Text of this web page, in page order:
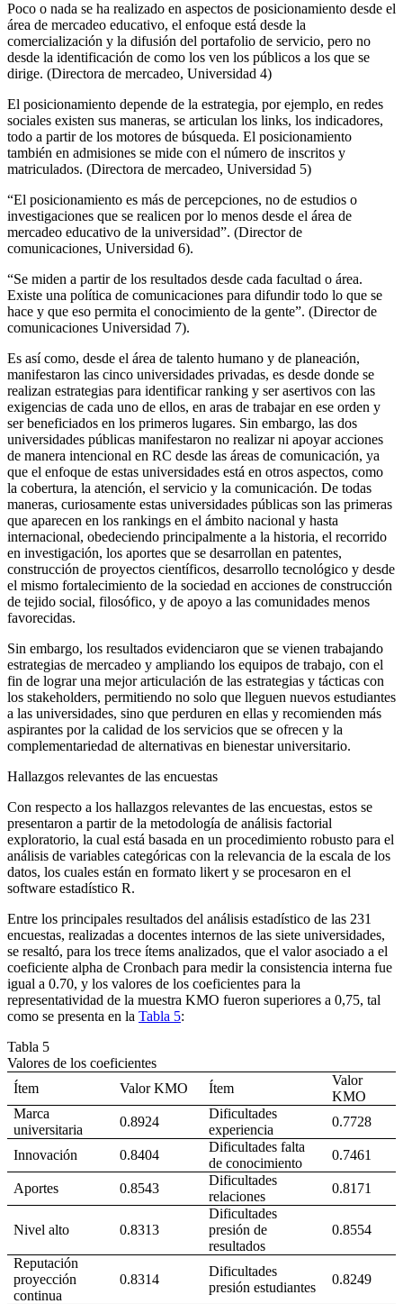
Poco o nada se ha realizado en aspectos de posicionamiento desde el
área de mercadeo educativo, el enfoque está desde la
comercialización y la difusión del portafolio de servicio, pero no
desde la identificación de como los ven los públicos a los que se
dirige. (Directora de mercadeo, Universidad 4)
El posicionamiento depende de la estrategia, por ejemplo, en redes
sociales existen sus maneras, se articulan los links, los indicadores,
todo a partir de los motores de búsqueda. El posicionamiento
también en admisiones se mide con el número de inscritos y
matriculados. (Directora de mercadeo, Universidad 5)
“El posicionamiento es más de percepciones, no de estudios o
investigaciones que se realicen por lo menos desde el área de
mercadeo educativo de la universidad”. (Director de
comunicaciones, Universidad 6).
“Se miden a partir de los resultados desde cada facultad o área.
Existe una política de comunicaciones para difundir todo lo que se
hace y que eso permita el conocimiento de la gente”. (Director de
comunicaciones Universidad 7).
Es así como, desde el área de talento humano y de planeación,
manifestaron las cinco universidades privadas, es desde donde se
realizan estrategias para identificar ranking y ser asertivos con las
exigencias de cada uno de ellos, en aras de trabajar en ese orden y
ser beneficiados en los primeros lugares. Sin embargo, las dos
universidades públicas manifestaron no realizar ni apoyar acciones
de manera intencional en RC desde las áreas de comunicación, ya
que el enfoque de estas universidades está en otros aspectos, como
la cobertura, la atención, el servicio y la comunicación. De todas
maneras, curiosamente estas universidades públicas son las primeras
que aparecen en los rankings en el ámbito nacional y hasta
internacional, obedeciendo principalmente a la historia, el recorrido
en investigación, los aportes que se desarrollan en patentes,
construcción de proyectos científicos, desarrollo tecnológico y desde
el mismo fortalecimiento de la sociedad en acciones de construcción
de tejido social, filosófico, y de apoyo a las comunidades menos
favorecidas.
Sin embargo, los resultados evidenciaron que se vienen trabajando
estrategias de mercadeo y ampliando los equipos de trabajo, con el
fin de lograr una mejor articulación de las estrategias y tácticas con
los stakeholders, permitiendo no solo que lleguen nuevos estudiantes
a las universidades, sino que perduren en ellas y recomienden más
aspirantes por la calidad de los servicios que se ofrecen y la
complementariedad de alternativas en bienestar universitario.
Hallazgos relevantes de las encuestas
Con respecto a los hallazgos relevantes de las encuestas, estos se
presentaron a partir de la metodología de análisis factorial
exploratorio, la cual está basada en un procedimiento robusto para el
análisis de variables categóricas con la relevancia de la escala de los
datos, los cuales están en formato likert y se procesaron en el
software estadístico R.
Entre los principales resultados del análisis estadístico de las 231
encuestas, realizadas a docentes internos de las siete universidades,
se resaltó, para los trece ítems analizados, que el valor asociado a el
coeficiente alpha de Cronbach para medir la consistencia interna fue
igual a 0.70, y los valores de los coeficientes para la
representatividad de la muestra KMO fueron superiores a 0,75, tal
como se presenta en la Tabla 5:
Tabla 5
Valores de los coeficientes
Ítem
Valor KMO Ítem
Valor
KMO
Marca
universitaria
0.8924
Dificultades
experiencia
0.7728
Innovación 0.8404
Dificultades falta
de conocimiento
0.7461
Aportes 0.8543
Dificultades
relaciones
0.8171
Nivel alto 0.8313
Dificultades
presión de
resultados
0.8554
Reputación
proyección
continua
0.8314
Dificultades
presión estudiantes
0.8249